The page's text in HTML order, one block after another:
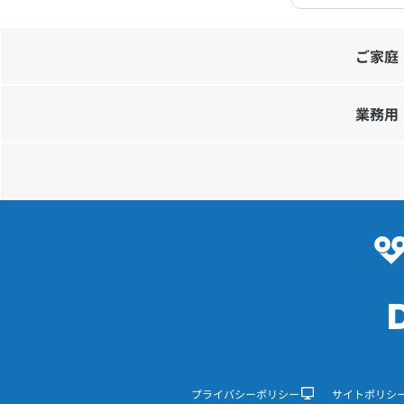
ご家
業務用
プライバシーポリシー サイトポリシ